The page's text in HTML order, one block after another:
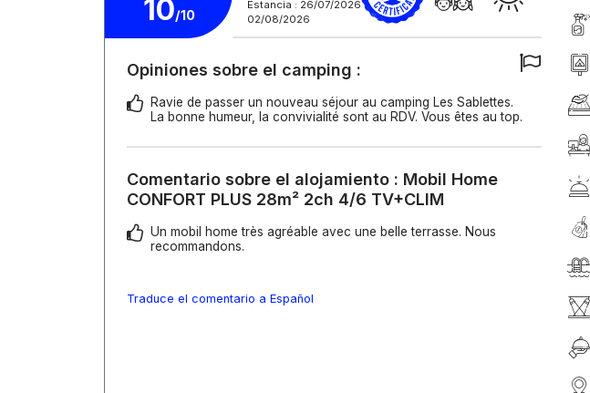
10/10
Estancia : 26/07/2026 -
02/08/2026
Opiniones sobre el camping :
Ravie de passer un nouveau séjour au camping Les Sablettes.
La bonne humeur, la convivialité sont au RDV. Vous êtes au top.
Comentario sobre el alojamiento : Mobil Home
CONFORT PLUS 28m² 2ch 4/6 TV+CLIM
Un mobil home très agréable avec une belle terrasse. Nous
recommandons.
Traduce el comentario a Español